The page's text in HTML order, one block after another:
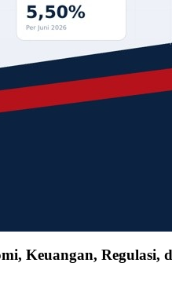
Keuangan, Regulasi,